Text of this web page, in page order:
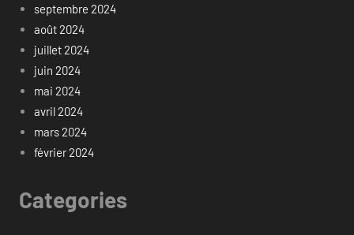
septembre 2024
août 2024
juillet 2024
juin 2024
mai 2024
avril 2024
mars 2024
février 2024
Categories